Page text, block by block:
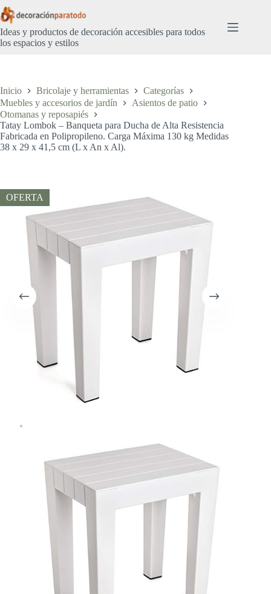
Saltar
al
contenido
Ideas y productos de decoración accesibles para todos
los espacios y estilos
Inicio Bricolaje y herramientas
Categorías
Muebles y accesorios de jardín
Asientos de patio
Otomanas y reposapiés
Tatay Lombok – Banqueta para Ducha de Alta Resistencia
Fabricada en Polipropileno. Carga Máxima 130 kg Medidas
38 x 29 x 41,5 cm (L x An x Al).
OFERTA